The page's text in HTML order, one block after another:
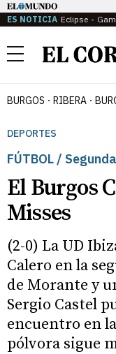
ES NOTICIA Eclipse
Menú
BURGOS RIBERA
DEPORTES
FÚTBOL / Segunda
El Burgos
Misses
(2-0) La UD
Calero en la
de Morante y
Sergio Castel
encuentro en
pólvora sigue